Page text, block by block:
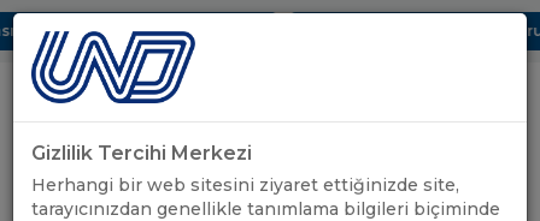
Dijital UBAK Bölümü Hakkında UND, Yunanistan Vize
Uluslararası Nakliyeciler Derneği
GİRİŞ YAP
Gizlilik Tercihi Merkezi
Herhangi bir web sitesini ziyaret ettiğinizde site,
tarayıcınızdan genellikle tanımlama bilgileri biçiminde